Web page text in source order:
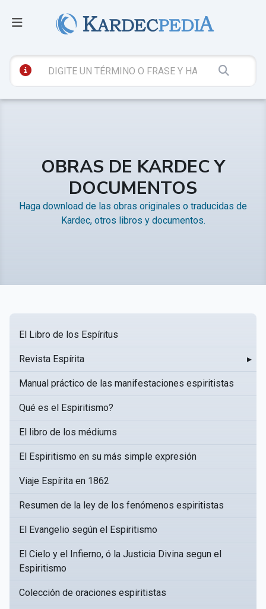
OBRAS DE KARDEC Y
DOCUMENTOS
Haga download de las obras originales o traducidas de
Kardec, otros libros y documentos.
El Libro de los Espíritus
Revista Espírita ▸
Manual práctico de las manifestaciones espiritistas
Qué es el Espiritismo?
El libro de los médiums
El Espiritismo en su más simple expresión
Viaje Espírita en 1862
Resumen de la ley de los fenómenos espiritistas
El Evangelio según el Espiritismo
El Cielo y el Infierno, ó la Justicia Divina segun el
Espiritismo
Colección de oraciones espiritistas